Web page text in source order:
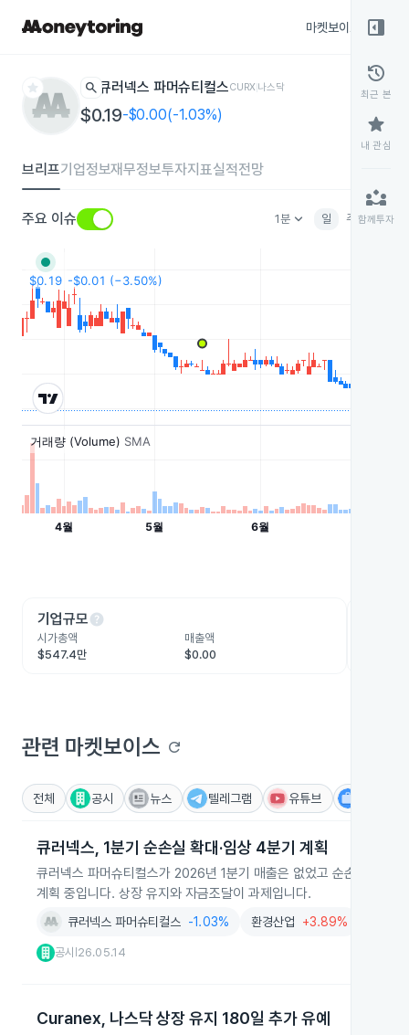
마켓보이스
star search 큐러넥스 파머슈티컬스CURX나스닥
$0.19-$0.00(-1.03%)
브리프기업정보재무정보투자지표실적전망
주요 이슈 1분keyboard_arrow_down 일 주 월
기업규모help
시가총액
$547.4만
매출액
$0.00
관련 마켓보이스 refresh
전체 공시 뉴스 텔레그램 유튜브
큐러넥스, 1분기 순손실 확대·임상 4분기 계획
큐러넥스 파머슈티컬스가 2026년 1분기 매출은 없었고 순손실이 커
계획 중입니다. 상장 유지와 자금조달이 과제입니다.
큐러넥스 파머슈티컬스 -1.03% 환경산업 +3.89%
공시 26.05.14
Curanex, 나스닥 상장 유지 180일 추가 유예
right_panel_open
history
최근 본
star
내 관심
partner_exchange
함께투자